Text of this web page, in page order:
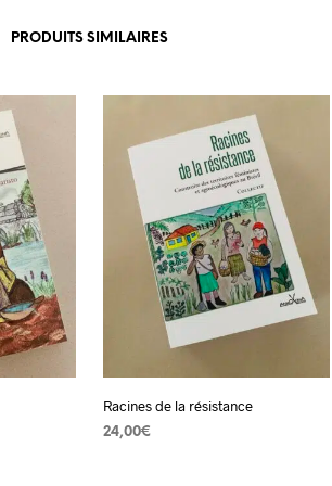
PRODUITS SIMILAIRES
Racines de la résistance
24,00€